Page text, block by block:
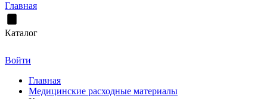
Главная
Каталог
Войти
Главная
Медицинские расходные материалы